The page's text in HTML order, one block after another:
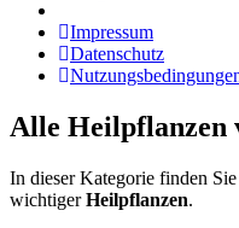
Impressum
Datenschutz
Alle Heilpflanzen
In dieser Kategorie finden
wichtigerHeilpflanzen.